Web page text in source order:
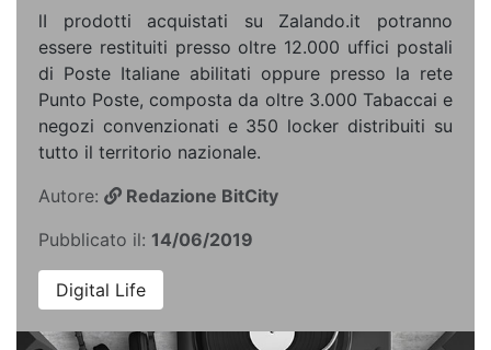
lI prodotti acquistati su Zalando.it potranno
essere restituiti presso oltre 12.000 uffici postali
di Poste Italiane abilitati oppure presso la rete
Punto Poste, composta da oltre 3.000 Tabaccai e
negozi convenzionati e 350 locker distribuiti su
tutto il territorio nazionale.
Autore:
Redazione BitCity
Pubblicato il: 14/06/2019
Digital Life